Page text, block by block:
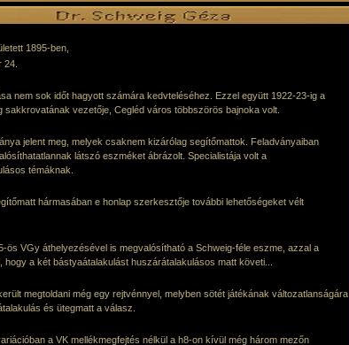
1895-ben,
24.
nem sok időt hagyott számára kedvteléséhez. Ezzel együtt 1922-23-ig a
sakkrovatának vezetője, Cegléd város többszörös bajnoka volt.
jelent meg, melyek csaknem kizárólag segítőmattok. Feladványaiban
látszó eszméket ábrázolt. Specialistája volt a
témáknak.
hármasában e honlap szerkesztője további lehetőségeket vélt
ös VGy áthelyezésével is megvalósítható a Schweig-féle eszme, azzal a
hogy a két bástyaátalakulást huszárátalakulásos matt követi...
megtoldani még egy rejtvénnyel, melyben sötét játékának változatlanságára
és ütegmatt a válasz.
a VK mellékmegfejtés nélkül a h8-on kívül még három mezőn